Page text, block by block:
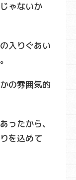
ゃないか
入りぐあい
の雰囲気的
ったから、
を込めて